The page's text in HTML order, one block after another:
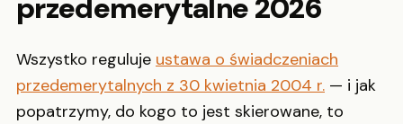
przedemerytalne 2026
Wszystko reguluje ustawa o świadczeniach
przedemerytalnych z 30 kwietnia 2004 r. — i jak
popatrzymy, do kogo to jest skierowane, to